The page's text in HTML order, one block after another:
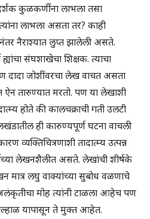
कुळकर्णीना लाभला तसा
लाभला असता तर? काही
नैराश्यात लुप्त झालेली असते.
संघशाखेचा शिक्षक. त्याचा
जोशींवरचा लेख वाचत असता
तारुण्यात मरतो. पण या लेखाशी
होते की कालचक्राची गती उलटी
ही कारुण्यपूर्ण घटना वाचली
व्यक्तिचित्रणाशी तादात्म्य उत्पन्न
लेखनशैलीत असते. लेखांची शीर्षके
मात्र लघु वाक्यांच्या सुबोध वळणाचे
मोह त्यांनी टाळला आहेच पण
यापासून ते मुक्त आहेत.